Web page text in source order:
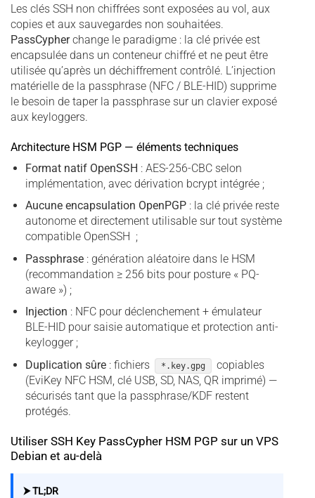
Les clés SSH non chiffrées sont exposées au vol, aux
copies et aux sauvegardes non souhaitées.
PassCypherchange le paradigme : la clé privée est
encapsulée dans un conteneur chiffré et ne peut être
utilisée qu’après un déchiffrement contrôlé. L’injection
matérielle de la passphrase (NFC / BLE-HID) supprime
le besoin de taper la passphrase sur un clavier exposé
aux keyloggers.
Architecture HSM PGP — éléments techniques
Format natif OpenSSH : AES-256-CBC selon
implémentation, avec dérivation bcrypt intégrée ;
Aucune encapsulation OpenPGP: la clé privée reste
autonome et directement utilisable sur tout système
compatible OpenSSH ;
Passphrase: génération aléatoire dans le HSM
(recommandation ≥ 256 bits pour posture « PQ-
aware ») ;
Injection : NFC pour déclenchement + émulateur
BLE-HID pour saisie automatique et protection anti-
keylogger ;
Duplication sûre: fichiers *.key.gpg
copiables
(EviKey NFC HSM, clé USB, SD, NAS, QR imprimé) —
sécurisés tant que la passphrase/KDF restent
protégés.
Utiliser SSH Key PassCypher HSM PGP sur un VPS
Debian et au-delà
⮞ TL;DR